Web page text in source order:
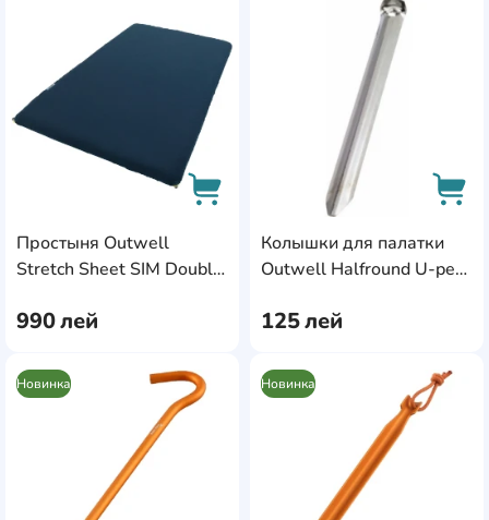
Простыня Outwell
Stretch Sheet SIM Double
990лей
AddCardToCart
Колышки для палатки
Outwell Halfround U-peg
125лей
AddCardToFavourite
Новинка Новинка